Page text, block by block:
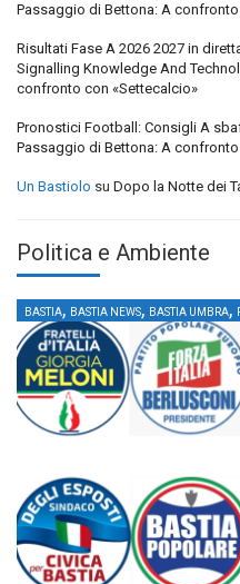
Passaggio di Bettona: A
Risultati Fase A 2026 2027 in
Signalling Knowledge And
confronto con «Settecalcio»
Pronostici Football: Consigli A
Passaggio di Bettona: A
Un Bastiolo su Dopo la Notte dei
Politica e Ambiente
BASTIA, BASTIA NEWS, BASTIA UMBRA,